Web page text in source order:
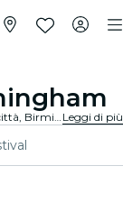
Da locali intimi alle sale da concerto più iconiche della città, Birmingham offre una vasta gamma di eventi per soddisfare ogni gusto e stile. Leggi di più